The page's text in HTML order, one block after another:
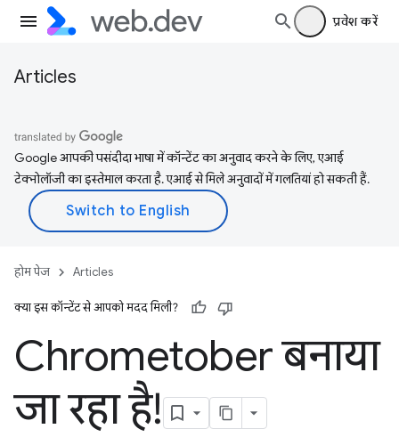
प्रवेश करें
Articles
Google आपकी पसंदीदा भाषा में कॉन्टेंट का अनुवाद करने के लिए, एआई
टेक्नोलॉजी का इस्तेमाल करता है. एआई से मिले अनुवादों में गलतियां हो सकती हैं.
होम पेज Articles
क्या इस कॉन्टेंट से आपको मदद मिली?
Chrometober बनाया
जा रहा है!